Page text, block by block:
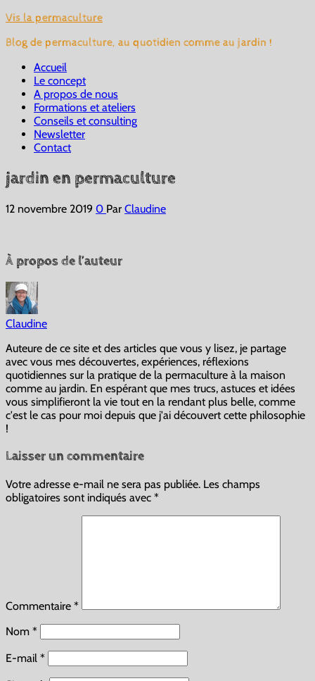
Vis la permaculture
Blog de permaculture, au quotidien comme au jardin !
Accueil
Le concept
A propos de nous
Formations et ateliers
Conseils et consulting
Newsletter
Contact
jardin en permaculture
12 novembre 2019 0 Par Claudine
À propos de l’auteur
Claudine
Auteure de ce site et des articles que vous y lisez, je partage
avec vous mes découvertes, expériences, réflexions
quotidiennes sur la pratique de la permaculture à la maison
comme au jardin. En espérant que mes trucs, astuces et idées
vous simplifieront la vie tout en la rendant plus belle, comme
c'est le cas pour moi depuis que j'ai découvert cette philosophie
!
Laisser un commentaire
Votre adresse e-mail ne sera pas publiée. Les champs
obligatoires sont indiqués avec *
Commentaire *
Nom *
E-mail *